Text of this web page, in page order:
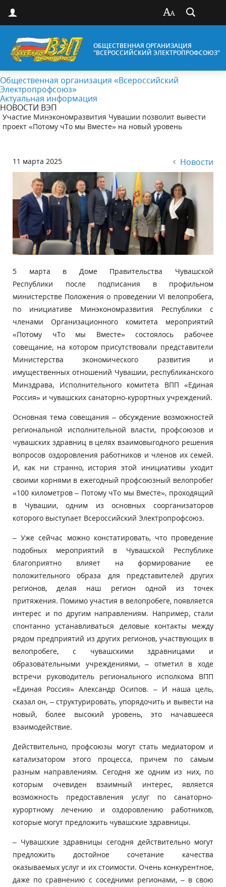
ОБЩЕСТВЕННАЯ ОРГАНИЗАЦИЯ
"ВСЕРОССИЙСКИЙ ЭЛЕКТРОПРОФСОЮЗ"
Общественная организация «Всероссийский
Электропрофсоюз»
Актуальная информация
НОВОСТИ ВЭП
Участие Минэкономразвития Чувашии позволит вывести
проект «Потому чТо мы Вместе» на новый уровень
11 марта 2025 Новости
5 марта в Доме Правительства Чувашской
Республики после подписания в профильном
министерстве Положения о проведении VI велопробега,
по инициативе Минэкономразвития Республики с
членами Организационного комитета мероприятий
«Потому чТо мы Вместе» состоялось рабочее
совещание, на котором присутствовали представители
Министерства экономического развития и
имущественных отношений Чувашии, республиканского
Минздрава, Исполнительного комитета ВПП «Единая
Россия» и чувашских санаторно-курортных учреждений.
Основная тема совещания – обсуждение возможностей
региональной исполнительной власти, профсоюзов и
чувашских здравниц в целях взаимовыгодного решения
вопросов оздоровления работников и членов их семей.
И, как ни странно, история этой инициативы уходит
своими корнями в ежегодный профсоюзный велопробег
«100 километров – Потому чТо мы Вместе», проходящий
в Чувашии, одним из основных соорганизаторов
которого выступает Всероссийский Электропрофсоюз.
– Уже сейчас можно констатировать, что проведение
подобных мероприятий в Чувашской Республике
благоприятно влияет на формирование ее
положительного образа для представителей других
регионов, делая наш регион одной из точек
притяжения. Помимо участия в велопробеге, появляется
интерес и по другим направлениям. Например, стали
спонтанно устанавливаться деловые контакты между
рядом предприятий из других регионов, участвующих в
велопробеге, с чувашскими здравницами и
образовательными учреждениями, – отметил в ходе
встречи руководитель регионального исполкома ВПП
«Единая Россия» Александр Осипов. – И наша цель,
сказал он, – структурировать, упорядочить и вывести на
новый, более высокий уровень, это начавшееся
взаимодействие.
Действительно, профсоюзы могут стать медиатором и
катализатором этого процесса, причем по самым
разным направлениям. Сегодня же одним из них, по
которым очевиден взаимный интерес, является
возможность предоставления услуг по санаторно-
курортному лечению и оздоровлению работников,
которые могут предложить чувашские здравницы.
– Чувашские здравницы сегодня действительно могут
предложить достойное сочетание качества
оказываемых услуг и их стоимости. Очень конкурентное,
даже по сравнению с соседними регионами, – в свою